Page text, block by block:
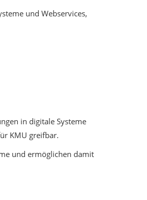
und Webservices,
in digitale Systeme
KMU greifbar.
und ermöglichen damit